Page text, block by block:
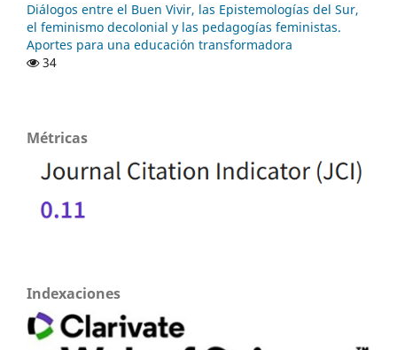
Diálogos entre el Buen Vivir, las Epistemologías del Sur,
el feminismo decolonial y las pedagogías feministas.
Aportes para una educación transformadora
34
Métricas
Indexaciones